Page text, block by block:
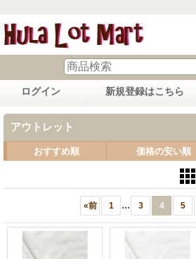
ログイン 新規登録はこちら
アウトレット
おすすめ順 価格の安い順
«前 1 ... 3 4 5